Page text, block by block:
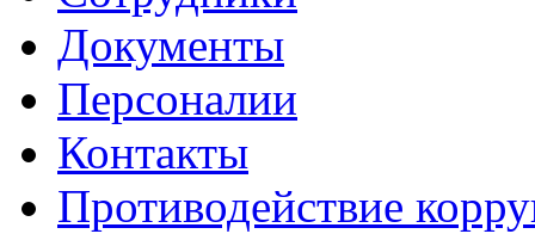
Документы
Персоналии
Контакты
Противодействие